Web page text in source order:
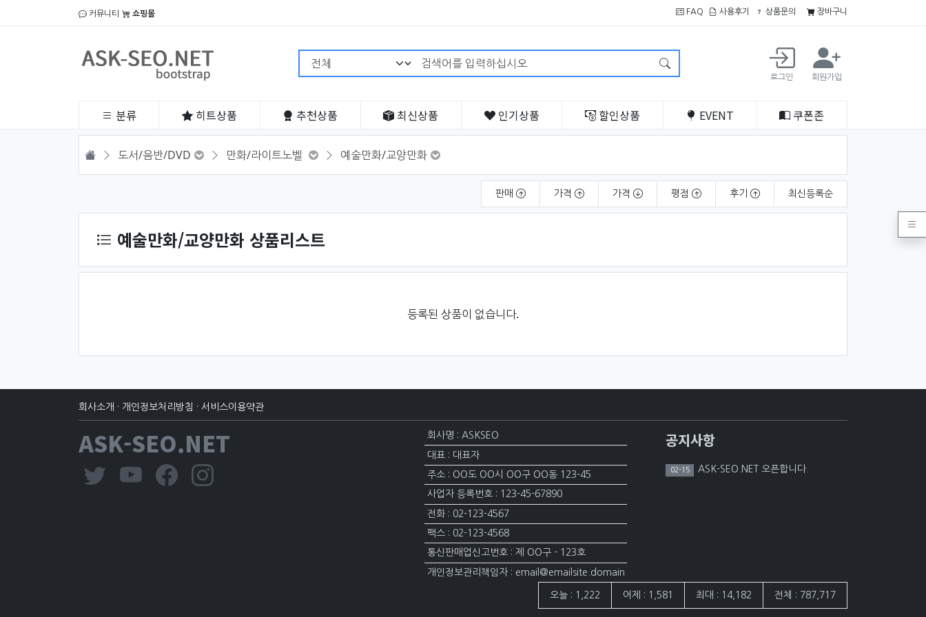
커뮤니티 쇼핑몰 FAQ 사용후기 상품문의 장바구니
검색어 필수
로그인 회원가입
분류 히트상품 추천상품 최신상품 인기상품 할인상품 EVENT 쿠폰존
HOME 도서/음반/DVD 만화/라이트노벨 예술만화/교양만화
판매 가격 가격 평점 후기 최신등록순
예술만화/교양만화 상품리스트
등록된 상품이 없습니다.
회사소개 · 개인정보처리방침 · 서비스이용약관
ASK-SEO.NET 회사명 : ASKSEO
대표 : 대표자
주소 : OO도 OO시 OO구 OO동 123-45
사업자 등록번호 : 123-45-67890
전화 : 02-123-4567
팩스 : 02-123-4568
통신판매업신고번호 : 제 OO구 - 123호
개인정보관리책임자 : email@emailsite.domain
공지사항
02-15 ASK-SEO.NET 오픈합니다.
접속자집계
오늘 : 1,222 어제 : 1,581 최대 : 14,182 전체 : 787,717